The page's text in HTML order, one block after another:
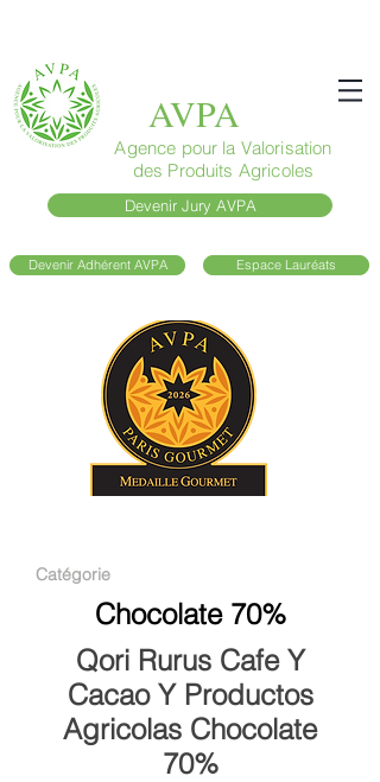
AVPA
Agence pour la Valorisation
des Produits Agricoles
Devenir Jury AVPA
Devenir Adhérent AVPA Espace Lauréats
Catégorie
Chocolate 70%
Qori Rurus Cafe Y
Cacao Y Productos
Agricolas Chocolate
70%